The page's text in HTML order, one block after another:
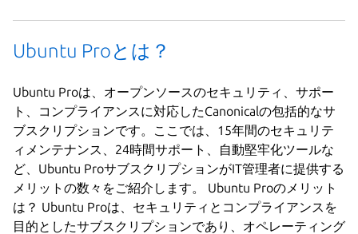
Ubuntu Proとは？
Ubuntu Proは、オープンソースのセキュリティ、サポー
ト、コンプライアンスに対応したCanonicalの包括的なサ
ブスクリプションです。ここでは、15年間のセキュリテ
ィメンテナンス、24時間サポート、自動堅牢化ツールな
ど、Ubuntu ProサブスクリプションがIT管理者に提供する
メリットの数々をご紹介します。 Ubuntu Proのメリット
は？ Ubuntu Proは、セキュリティとコンプライアンスを
目的としたサブスクリプションであり、オペレーティング